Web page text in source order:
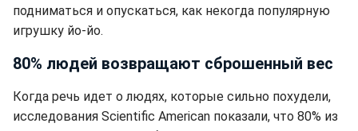
подниматься и опускаться, как некогда популярную
игрушку йо-йо.
80% людей возвращают сброшенный вес
Когда речь идет о людях, которые сильно похудели,
исследования Scientific American показали, что 80% из